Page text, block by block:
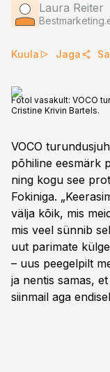
Laura Reiter
Kuula Jaga
Fotol vasakult: VOCO
Cristine Krivin Bartels.
VOCO
põhiline eesmärk
ning kogu see
Fokiniga.
välja kõik, mis
mis veel sünnib
uut parimate
– uus peegelpilt
ja nentis samas,
siinmail aga